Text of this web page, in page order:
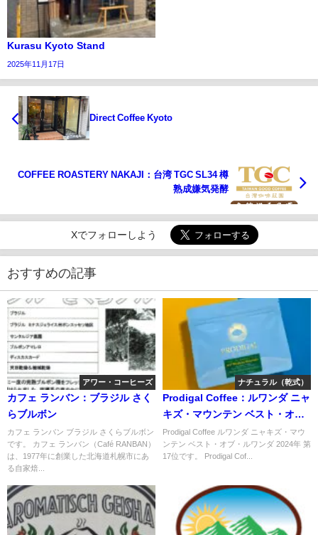
Kurasu Kyoto Stand
2025年11月17日
Direct Coffee Kyoto
COFFEE ROASTERY NAKAJI：台湾 TGC SL34 樽
熟成嫌気発酵
Xでフォローしよう
おすすめの記事
アワー・コーヒーズ
カフェ ランバン：ブラジル さく
らブルボン
カフェ ランバン ブラジル さくらブルボン
です。 カフェ ランバン（Café RANBAN）
は、1977年に創業した北海道札幌市にあ
る自家焙...
ナチュラル（乾式）
Prodigal Coffee：ルワンダ ニャ
キズ・マウンテン ベスト・オ
ブ・ルワンダ 2024年 第17位
Prodigal Coffee ルワンダ ニャキズ・マウ
ンテン ベスト・オブ・ルワンダ 2024年 第
17位です。 Prodigal Cof...